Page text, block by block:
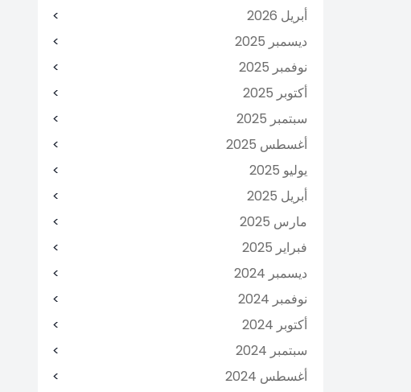
أبريل 2026
ديسمبر 2025
نوفمبر 2025
أكتوبر 2025
سبتمبر 2025
أغسطس 2025
يوليو 2025
أبريل 2025
مارس 2025
فبراير 2025
ديسمبر 2024
نوفمبر 2024
أكتوبر 2024
سبتمبر 2024
أغسطس 2024